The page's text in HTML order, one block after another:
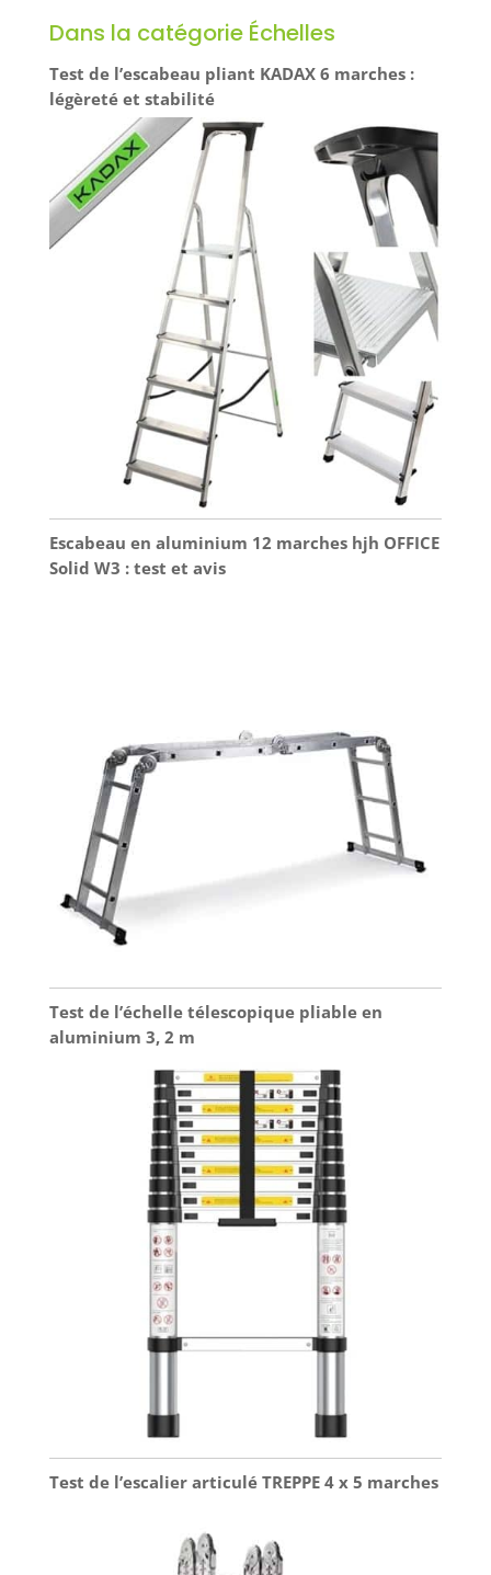
quotidien, il reste
toujours accessible
sans encombrer,
et épuré.
large et antidérapante pour assurer un appui
stable et confortable lors de vos travaux en
Dans la catégorie Échelles
Test de l’escabeau pliant KADAX 6 marches :
légèreté et stabilité
Escabeau en aluminium 12 marches hjh OFFICE
Solid W3 : test et avis
Test de l’échelle télescopique pliable en
aluminium 3, 2 m
Test de l’escalier articulé TREPPE 4 x 5 marches